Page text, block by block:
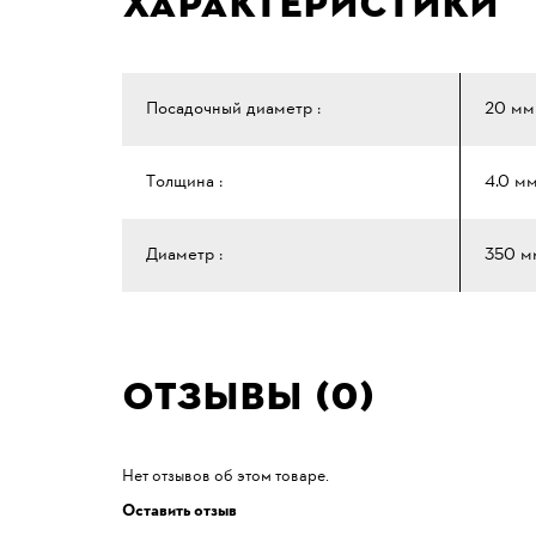
Посадочный диаметр : 20 мм
Толщина : 4.0
Диаметр : 350
Отзывы (0)
Нет отзывов об этом товаре.
Оставить отзыв